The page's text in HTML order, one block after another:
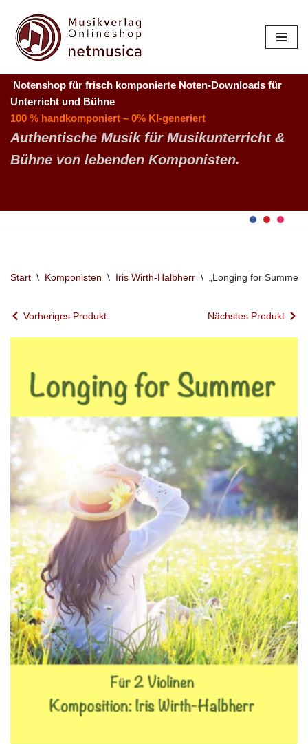
Zum
Inhalt
Notenshop für frisch komponierte Noten-Downloads für
Unterricht und Bühne
100 % handkomponiert – 0% KI-generiert
Authentische Musik für Musikunterricht &
Bühne von lebenden Komponisten.
Start \ Komponisten \ Iris Wirth-Halbherr \ „Longing for
Vorheriges Produkt Nächstes Produkt